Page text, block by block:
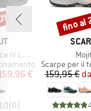
LTH
ridotto
€
(0)
Gruppo di
Scarpe per il
159,95 € da
Sconto
fino al